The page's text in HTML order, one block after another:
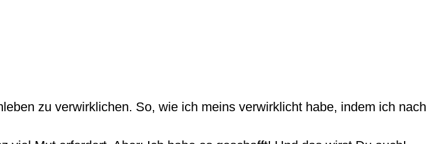
zu verwirklichen. So, wie ich meins verwirklicht habe, indem ich nach